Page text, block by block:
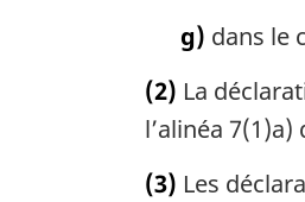
g) dans le
(2) La
l’alinéa
(3) Les